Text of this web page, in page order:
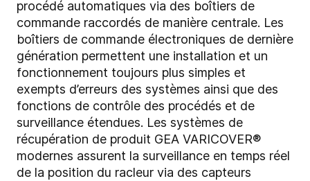
procédé automatiques via des boîtiers de
commande raccordés de manière centrale. Les
boîtiers de commande électroniques de dernière
génération permettent une installation et un
fonctionnement toujours plus simples et
exempts d’erreurs des systèmes ainsi que des
fonctions de contrôle des procédés et de
surveillance étendues. Les systèmes de
récupération de produit GEA VARICOVER®
modernes assurent la surveillance en temps réel
de la position du racleur via des capteurs